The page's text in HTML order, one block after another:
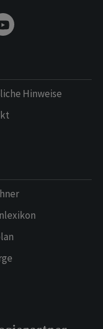
Hinweise